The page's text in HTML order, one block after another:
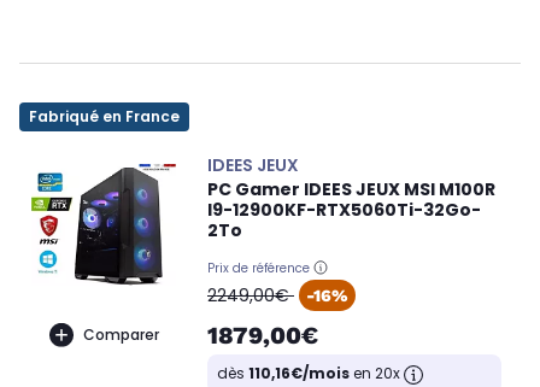
Fabriqué en France
Comparer
IDEES JEUX
PC Gamer IDEES JEUX MSI M100R
I9-12900KF-RTX5060Ti-32Go-
2To
Prix de référence
oldPrice
2249,00€ -16%
1879,00€
dès 110,16€/moisen 20x